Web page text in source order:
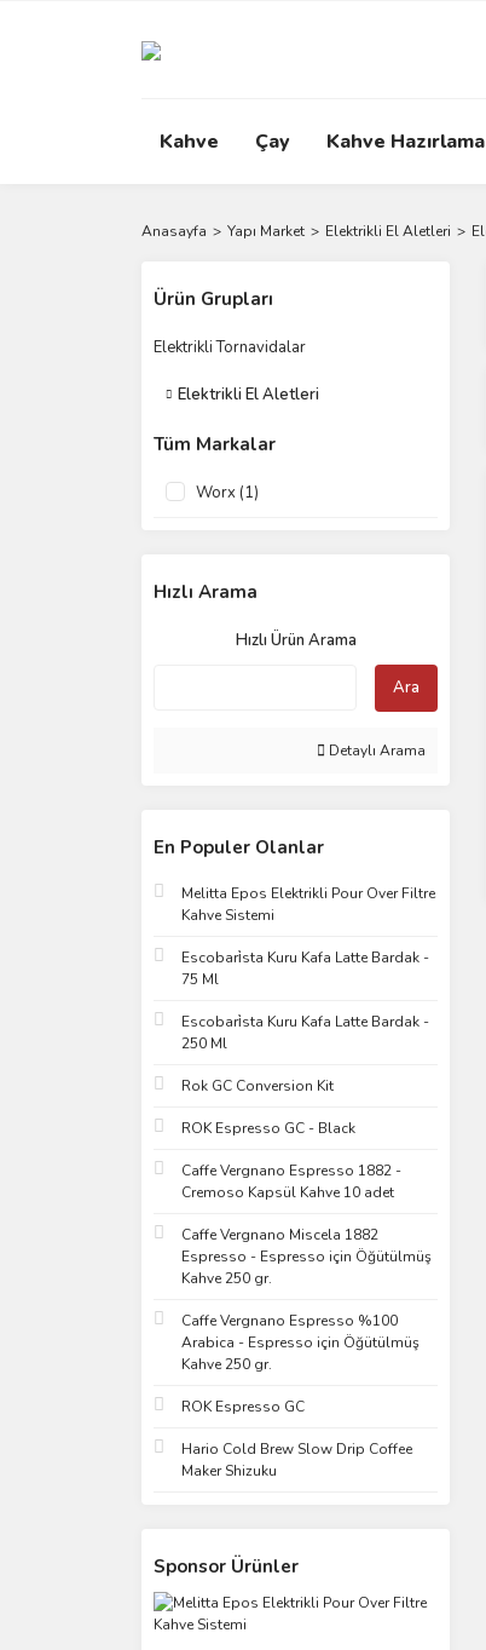
Kahve Çay Kahve Hazırlama
Anasayfa Yapı Market Elektrikli El Aletleri
Ürün Grupları
Elektrikli Tornavidalar
Elektrikli El Aletleri
Tüm Markalar
Worx (1)
Hızlı Arama
Hızlı Ürün Arama
Ara
Detaylı Arama
En Populer Olanlar
Melitta Epos Elektrikli Pour Over Filtre
Kahve Sistemi
Escobari̇sta Kuru Kafa Latte Bardak -
75 Ml
Escobari̇sta Kuru Kafa Latte Bardak -
250 Ml
Rok GC Conversion Kit
ROK Espresso GC - Black
Caffe Vergnano Espresso 1882 -
Cremoso Kapsül Kahve 10 adet
Caffe Vergnano Miscela 1882
Espresso - Espresso için Öğütülmüş
Kahve 250 gr.
Caffe Vergnano Espresso %100
Arabica - Espresso için Öğütülmüş
Kahve 250 gr.
ROK Espresso GC
Hario Cold Brew Slow Drip Coffee
Maker Shizuku
Sponsor Ürünler